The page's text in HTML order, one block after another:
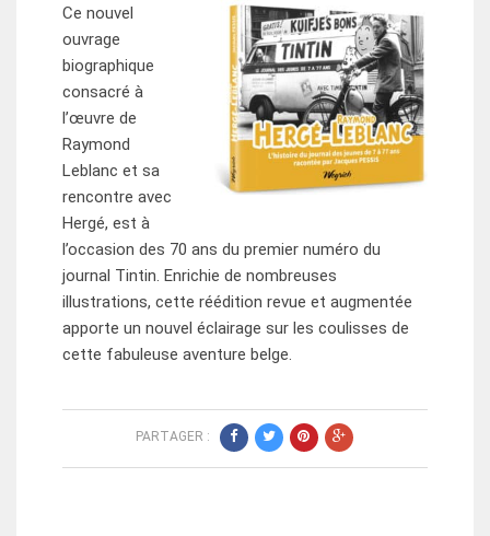
Ce nouvel
ouvrage
biographique
consacré à
l’œuvre de
Raymond
Leblanc et sa
rencontre avec
Hergé, est à
l’occasion des 70 ans du premier numéro du
journal Tintin. Enrichie de nombreuses
illustrations, cette réédition revue et augmentée
apporte un nouvel éclairage sur les coulisses de
cette fabuleuse aventure belge.
PARTAGER :